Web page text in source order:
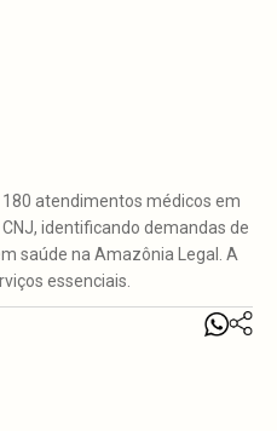
180 atendimentos médicos em
identificando demandas de
saúde na Amazônia Legal. A
essenciais.